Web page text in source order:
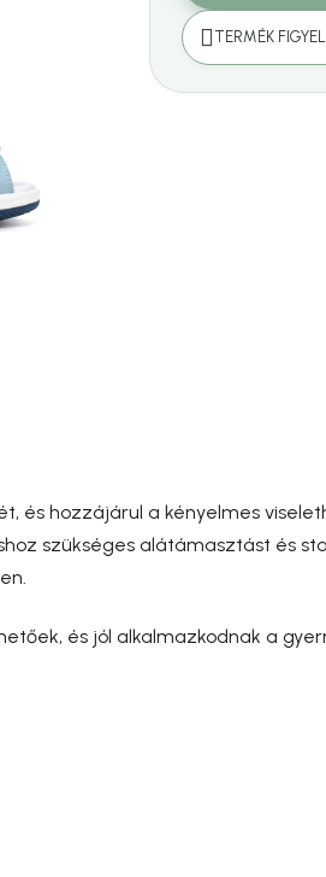
TERMÉK
hozzájárul a kényelmes
szükséges alátámasztást és
és jól alkalmazkodnak a